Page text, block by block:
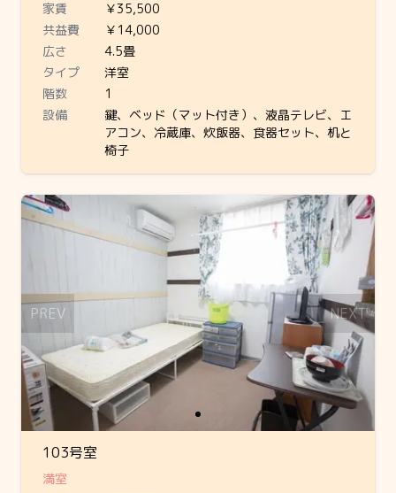
家賃
￥35,500
共益費
￥14,000
広さ
4.5畳
タイプ
洋室
階数
1
設備
鍵、ベッド（マット付き）、液晶テレビ、エ
アコン、冷蔵庫、炊飯器、食器セット、机と
椅子
Slide 1 of 1
PREV NEXT
103号室
満室